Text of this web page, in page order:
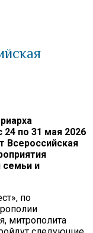
24 по 31 мая 2026
Всероссийская
семьи и
по
митрополита